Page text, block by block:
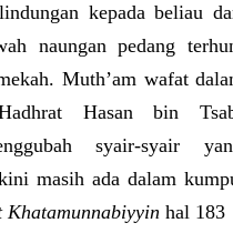
kepada beliau
naungan pedang
Muth’am wafat
Hasan bin
syair-syair
masih ada dalam
Khatamunnabiyyin hal 183